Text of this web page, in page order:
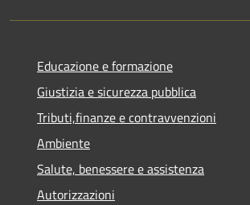
Educazione e formazione
Giustizia e sicurezza pubblica
Tributi,finanze e contravvenzioni
Ambiente
Salute, benessere e assistenza
Autorizzazioni